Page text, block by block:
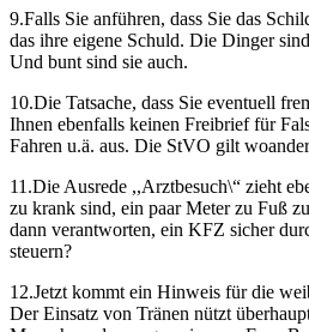
9.Falls Sie anführen, dass Sie das
das ihre eigene Schuld. Die Dinger
Und bunt sind sie auch.
10.Die Tatsache, dass Sie eventuell
Ihnen ebenfalls keinen Freibrief für
Fahren u.ä. aus. Die StVO gilt
11.Die Ausrede ,,Arztbesuch\“ zieht
zu krank sind, ein paar Meter zu Fuß
dann verantworten, ein KFZ sicher
steuern?
12.Jetzt kommt ein Hinweis für die
Der Einsatz von Tränen nützt